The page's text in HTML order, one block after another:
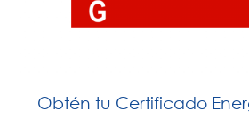
Obtén tu Certificado